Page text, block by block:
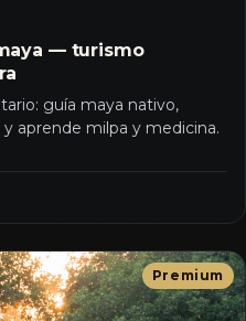
— turismo
guía maya nativo,
aprende milpa y medicina.
Premium